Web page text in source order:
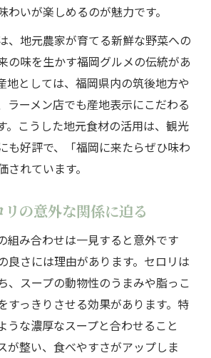
わいが楽しめるのが魅力です。
、地元農家が育てる新鮮な野菜への
の味を生かす福岡グルメの伝統があ
地としては、福岡県内の筑後地方や
ラーメン店でも産地表示にこだわる
。こうした地元食材の活用は、観光
も好評で、「福岡に来たらぜひ味わ
れています。
の意外な関係に迫る
組み合わせは一見すると意外です
良さには理由があります。セロリは
、スープの動物性のうまみや脂っこ
すっきりさせる効果があります。特
うな濃厚なスープと合わせること
が整い、食べやすさがアップしま